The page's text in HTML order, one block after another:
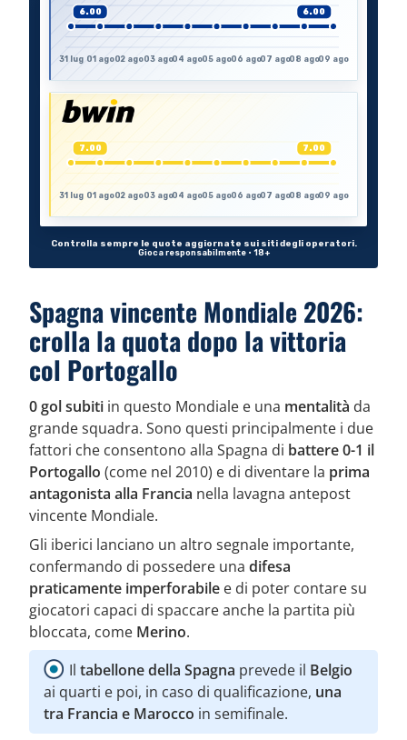
Spagna vincente Mondiale 2026:
crolla la quota dopo la vittoria
col Portogallo
0 gol subiti in questo Mondiale e una mentalità da
grande squadra. Sono questi principalmente i due
fattori che consentono alla Spagna di battere 0-1 il
Portogallo (come nel 2010) e di diventare la prima
antagonista alla Francia nella lavagna antepost
vincente Mondiale.
Gli iberici lanciano un altro segnale importante,
confermando di possedere una difesa
praticamente imperforabile e di poter contare su
giocatori capaci di spaccare anche la partita più
bloccata, come Merino.
Il tabellone della Spagna prevede il Belgio
ai quarti e poi, in caso di qualificazione, una
tra Francia e Marocco in semifinale.